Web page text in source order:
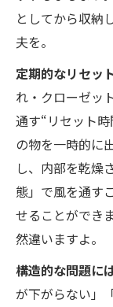
としてから収納
夫を。
定期的なリセッ
れ・クローゼッ
通す“リセット
の物を一時的に
し、内部を乾燥
態」で風を通す
せることができ
然違いますよ。
構造的な問題に
が下がらない」